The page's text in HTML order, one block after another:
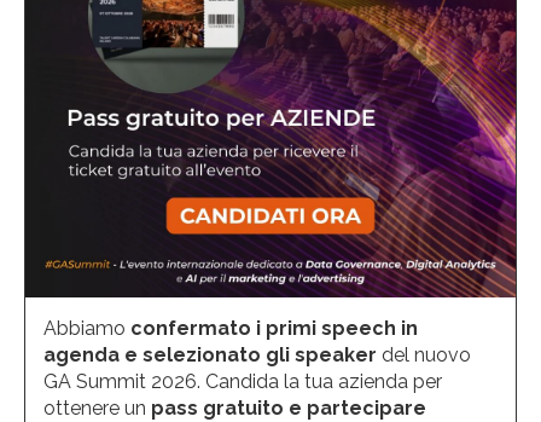
Abbiamo confermato i primi speech in
agenda e selezionato gli speaker del nuovo
GA Summit 2026. Candida la tua azienda per
ottenere un pass gratuito e partecipare